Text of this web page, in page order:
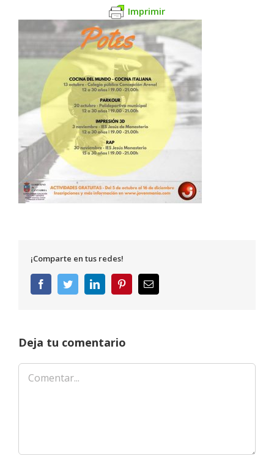
Imprimir
¡Comparte en tus redes!
FacebookTwitterLinkedInPinterestCorreo
electrónico
Deja tu comentario
Comentar